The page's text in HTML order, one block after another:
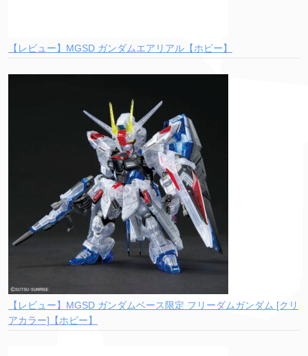
【レビュー】MGSD ガンダムエアリアル【ホビー】
【レビュー】MGSD ガンダムベース限定 フリーダムガンダム [クリ
アカラー]【ホビー】